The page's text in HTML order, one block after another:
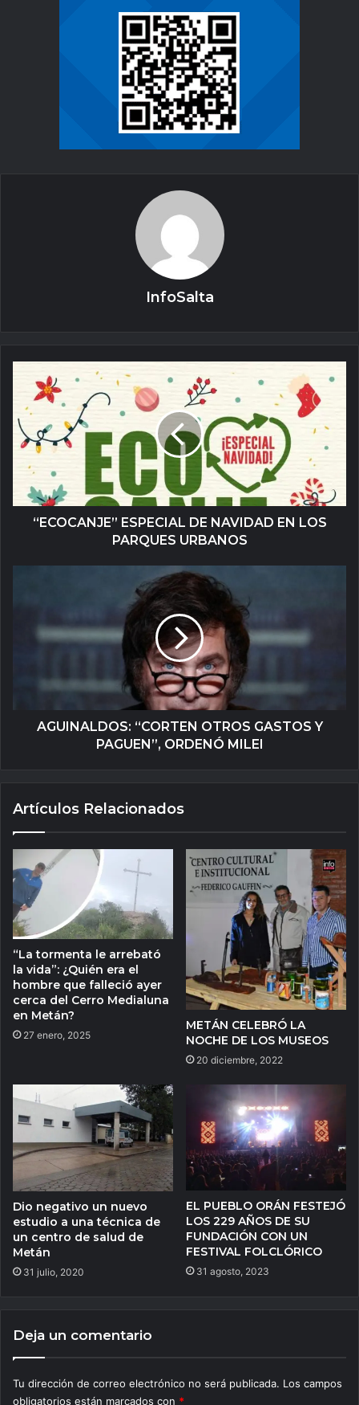
InfoSalta
“ECOCANJE” ESPECIAL DE NAVIDAD EN LOS
PARQUES URBANOS
AGUINALDOS: “CORTEN OTROS GASTOS Y
PAGUEN”, ORDENÓ MILEI
Artículos Relacionados
“La tormenta le arrebató
la vida”: ¿Quién era el
hombre que falleció ayer
cerca del Cerro Medialuna
en Metán?
27 enero, 2025
METÁN CELEBRÓ LA
NOCHE DE LOS MUSEOS
20 diciembre, 2022
Dio negativo un nuevo
estudio a una técnica de
un centro de salud de
Metán
31 julio, 2020
EL PUEBLO ORÁN FESTEJÓ
LOS 229 AÑOS DE SU
FUNDACIÓN CON UN
FESTIVAL FOLCLÓRICO
31 agosto, 2023
Deja un comentario
Tu dirección de correo electrónico no será publicada. Los campos
obligatorios están marcados con *